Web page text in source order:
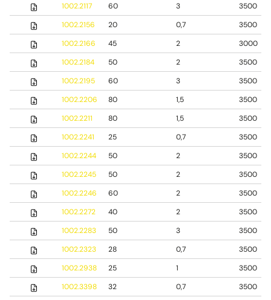
1002.2117 60 3
3500
1002.2156
20 0,7
3500
1002.2166
45 2
3000
1002.2184
50 2
3500
1002.2195
60 3
3500
1002.2206
80 1,5
3500
1002.2211
80 1,5
3500
1002.2241
25 0,7
3500
1002.2244
50 2
3500
1002.2245
50 2
3500
1002.2246
60 2
3500
1002.2272
40 2
3500
1002.2283
50 3
3500
1002.2323
28 0,7
3500
1002.2938
25 1
3500
1002.3398
32 0,7
3500